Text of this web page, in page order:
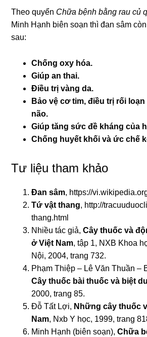
Theo quyển Chữa bệnh bằng rau củ
Minh Hạnh biên soạn thì đan sâm
sau:
Chống oxy hóa.
Giúp an thai.
Điều trị vàng da.
Bảo vệ cơ tim, điều trị rối
não.
Giúp tăng sức đề kháng của
Chống huyết khối và ức chế
Tư liệu tham khảo
Đan sâm, https://
Tứ vật thang, http://
thang.html
Nhiều tác giả,Cây thuốc và
ở Việt Nam, tập 1, NXB Khoa
Nội, 2004, trang 732.
Phạm Thiệp – Lê Văn Thuần –
Cây thuốc bài thuốc và biệt
2000, trang 85.
Đỗ Tất Lợi, Những cây thuốc
Nam, Nxb Y học, 1999, trang
Minh Hạnh (biên soạn),Chữa